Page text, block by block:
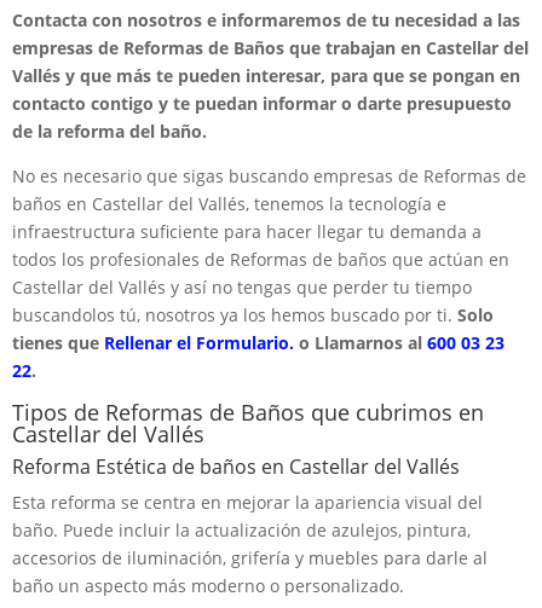
Contacta con nosotros e informaremos de tu necesidad a las
empresas de Reformas de Baños que trabajan en Castellar del
Vallés y que más te pueden interesar, para que se pongan en
contacto contigo y te puedan informar o darte presupuesto
de la reforma del baño.
No es necesario que sigas buscando empresas de Reformas de
baños en Castellar del Vallés, tenemos la tecnología e
infraestructura suficiente para hacer llegar tu demanda a
todos los profesionales de Reformas de baños que actúan en
Castellar del Vallés y así no tengas que perder tu tiempo
buscandolos tú, nosotros ya los hemos buscado por ti. Solo
tienes que Rellenar el Formulario. o Llamarnos al 600 03 23
22.
Tipos de Reformas de Baños que cubrimos en
Castellar del Vallés
Reforma Estética de baños en Castellar del Vallés
Esta reforma se centra en mejorar la apariencia visual del
baño. Puede incluir la actualización de azulejos, pintura,
accesorios de iluminación, grifería y muebles para darle al
baño un aspecto más moderno o personalizado.